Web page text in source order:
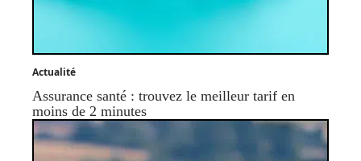
Actualité
Assurance santé : trouvez le meilleur tarif en
moins de 2 minutes